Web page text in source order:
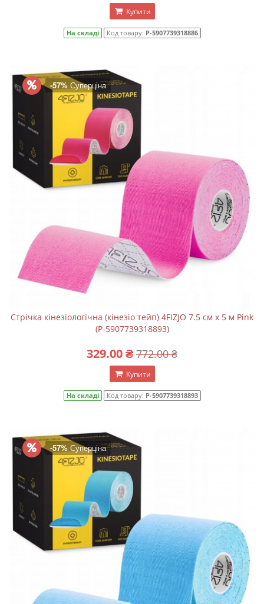
Купити
На складі Код товару: P-5907739318886
-57% Суперціна
Стрічка кінезіологічна (кінезіо тейп) 4FIZJO 7.5 см x 5 м Pink
(P-5907739318893)
329.00 ₴ 772.00 ₴
Купити
На складі Код товару: P-5907739318893
-57% Суперціна